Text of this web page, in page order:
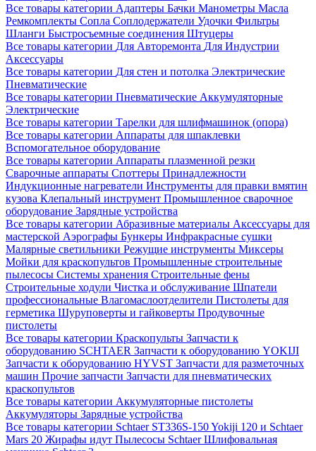
Все товары категории Адаптеры Бачки Манометры Масла
Ремкомплекты Сопла Соплодержатели Удочки Фильтры
Шланги Быстросъемные соединения Штуцеры
Все товары категории Для Авторемонта Для Индустрии
Аксессуары
Все товары категории Для стен и потолка Электрические
Пневматические
Все товары категории Пневматические Аккумуляторные
Электрические
Все товары категории Тарелки для шлифмашинок (опора)
Все товары категории Аппараты для шпаклевки
Вспомогательное оборудование
Все товары категории Аппараты плазменной резки
Сварочные аппараты Споттеры Принадлежности
Индукционные нагреватели Инструменты для правки вмятин
кузова Клепальный инструмент Промышленное сварочное
оборудование Зарядные устройства
Все товары категории Абразивные материалы Аксессуары для
мастерской Аэрографы Бункеры Инфракрасные сушки
Малярные светильники Режущие инструменты Миксеры
Мойки для краскопультов Промышленные строительные
пылесосы Системы хранения Строительные фены
Строительные ходули Чистка и обслуживание Шпатели
профессиональные Влагомаслоотделители Пистолеты для
герметика Шуруповерты и гайковерты Продувочные
пистолеты
Все товары категории Краскопульты Запчасти к
оборудованию SCHTAER Запчасти к оборудованию YOKIJI
Запчасти к оборудованию HYVST Запчасти для разметочных
машин Прочие запчасти Запчасти для пневматических
краскопультов
Все товары категории Аккумуляторные пистолеты
Аккумуляторы Зарядные устройства
Все товары категории Schtaer ST336S-150Yokiji 120 и Schtaer
Mars 20 Жирафы идут Пылесосы SchtaerШлифовальная